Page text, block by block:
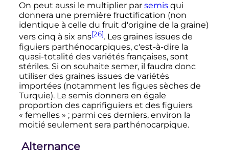
On peut aussi le multiplier par semisqui
donnera une première fructification (non
identique à celle du fruit d'origine de la graine)
vers cinq à six ans[26]. Les graines issues de
figuiers parthénocarpiques, c'est-à-dire la
quasi-totalité des variétés françaises, sont
stériles. Si on souhaite semer, il faudra donc
utiliser des graines issues de variétés
importées (notamment les figues sèches de
Turquie). Le semis donnera en égale
proportion des caprifiguiers et des figuiers
« femelles » ; parmi ces derniers, environ la
moitié seulement sera parthénocarpique.
Alternance